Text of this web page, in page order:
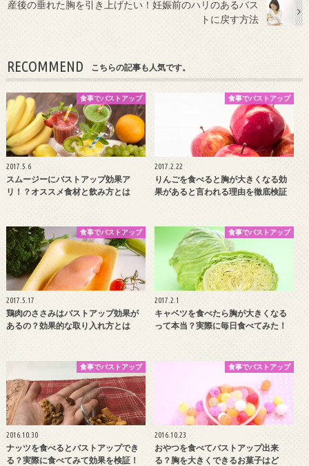
産後の垂れた胸を引き上げたい！妊娠前のハリのあるバス
トに戻す方法
RECOMMEND こちらの記事も人気です。
食事でバストアップ
2017.5.6
スムージーにバストアップ効果ア
リ！？オススメ食材と飲み方とは
食事でバストアップ
2017.2.22
りんごを食べると胸が大きくなる効
果があると言われる理由を徹底検証
食事でバストアップ
2017.5.17
鶏肉のささみはバストアップ効果が
あるの？効果的な取り入れ方とは
食事でバストアップ
2017.2.1
キャベツを食べたら胸が大きくなる
って本当？実際に毎日食べてみた！
食事でバストアップ
2016.10.30
ナッツを食べるとバストアップでき
る？実際に食べてみて効果を検証！
食事でバストアップ
2016.10.23
おやつを食べてバストアップ出来
る？胸を大きくできるお菓子はど